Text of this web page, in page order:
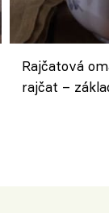
Rajčatová
rajčat –